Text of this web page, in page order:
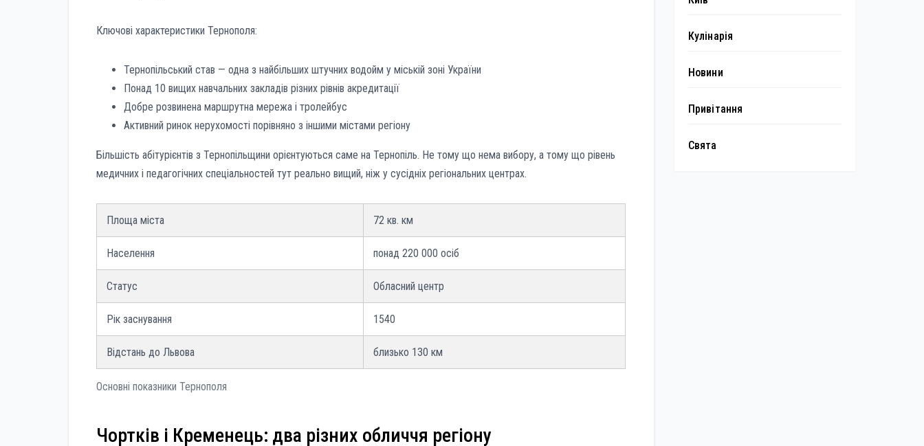
Ключові характеристики Тернополя:
Тернопільський став — одна з найбільших штучних водойм у міській зоні України
Понад 10 вищих навчальних закладів різних рівнів акредитації
Добре розвинена маршрутна мережа і тролейбус
Активний ринок нерухомості порівняно з іншими містами регіону
Більшість абітурієнтів з Тернопільщини орієнтуються саме на Тернопіль. Не тому що нема вибору, а тому що рівень
медичних і педагогічних спеціальностей тут реально вищий, ніж у сусідніх регіональних центрах.
Основні показники Тернополя
Площа міста 72 кв. км
Населення понад 220 000 осіб
Статус Обласний центр
Рік заснування 1540
Відстань до Львова близько 130 км
Чортків і Кременець: два різних обличчя регіону
Кулінарія
Новини
Привітання
Свята